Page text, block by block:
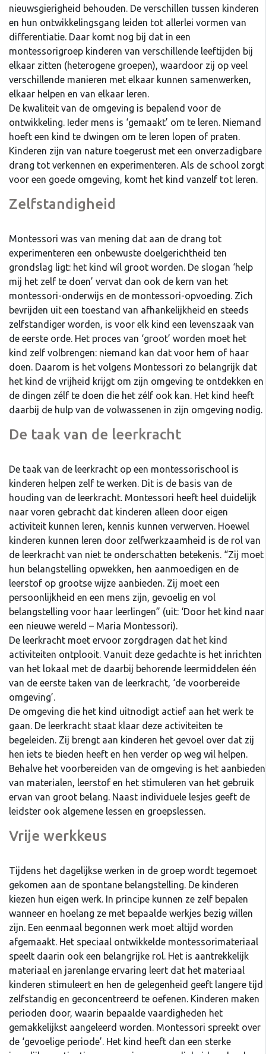
nieuwsgierigheid behouden. De verschillen tussen kinderen
en hun ontwikkelingsgang leiden tot allerlei vormen van
differentiatie. Daar komt nog bij dat in een
montessorigroep kinderen van verschillende leeftijden bij
elkaar zitten (heterogene groepen), waardoor zij op veel
verschillende manieren met elkaar kunnen samenwerken,
elkaar helpen en van elkaar leren.
De kwaliteit van de omgeving is bepalend voor de
ontwikkeling. Ieder mens is ‘gemaakt’ om te leren. Niemand
hoeft een kind te dwingen om te leren lopen of praten.
Kinderen zijn van nature toegerust met een onverzadigbare
drang tot verkennen en experimenteren. Als de school zorgt
voor een goede omgeving, komt het kind vanzelf tot leren.
Zelfstandigheid
Montessori was van mening dat aan de drang tot
experimenteren een onbewuste doelgerichtheid ten
grondslag ligt: het kind wíl groot worden. De slogan ‘help
mij het zelf te doen’ vervat dan ook de kern van het
montessori-onderwijs en de montessori-opvoeding. Zich
bevrijden uit een toestand van afhankelijkheid en steeds
zelfstandiger worden, is voor elk kind een levenszaak van
de eerste orde. Het proces van ‘groot’ worden moet het
kind zelf volbrengen: niemand kan dat voor hem of haar
doen. Daarom is het volgens Montessori zo belangrijk dat
het kind de vrijheid krijgt om zijn omgeving te ontdekken en
de dingen zélf te doen die het zélf ook kan. Het kind heeft
daarbij de hulp van de volwassenen in zijn omgeving nodig.
De taak van de leerkracht
De taak van de leerkracht op een montessorischool is
kinderen helpen zelf te werken. Dit is de basis van de
houding van de leerkracht. Montessori heeft heel duidelijk
naar voren gebracht dat kinderen alleen door eigen
activiteit kunnen leren, kennis kunnen verwerven. Hoewel
kinderen kunnen leren door zelfwerkzaamheid is de rol van
de leerkracht van niet te onderschatten betekenis. “Zij moet
hun belangstelling opwekken, hen aanmoedigen en de
leerstof op grootse wijze aanbieden. Zij moet een
persoonlijkheid en een mens zijn, gevoelig en vol
belangstelling voor haar leerlingen” (uit: ‘Door het kind naar
een nieuwe wereld – Maria Montessori).
De leerkracht moet ervoor zorgdragen dat het kind
activiteiten ontplooit. Vanuit deze gedachte is het inrichten
van het lokaal met de daarbij behorende leermiddelen één
van de eerste taken van de leerkracht, ‘de voorbereide
omgeving’.
De omgeving die het kind uitnodigt actief aan het werk te
gaan. De leerkracht staat klaar deze activiteiten te
begeleiden. Zij brengt aan kinderen het gevoel over dat zij
hen iets te bieden heeft en hen verder op weg wil helpen.
Behalve het voorbereiden van de omgeving is het aanbieden
van materialen, leerstof en het stimuleren van het gebruik
ervan van groot belang. Naast individuele lesjes geeft de
leidster ook algemene lessen en groepslessen.
Vrije werkkeus
Tijdens het dagelijkse werken in de groep wordt tegemoet
gekomen aan de spontane belangstelling. De kinderen
kiezen hun eigen werk. In principe kunnen ze zelf bepalen
wanneer en hoelang ze met bepaalde werkjes bezig willen
zijn. Een eenmaal begonnen werk moet altijd worden
afgemaakt. Het speciaal ontwikkelde montessorimateriaal
speelt daarin ook een belangrijke rol. Het is aantrekkelijk
materiaal en jarenlange ervaring leert dat het materiaal
kinderen stimuleert en hen de gelegenheid geeft langere tijd
zelfstandig en geconcentreerd te oefenen. Kinderen maken
perioden door, waarin bepaalde vaardigheden het
gemakkelijkst aangeleerd worden. Montessori spreekt over
de ‘gevoelige periode’. Het kind heeft dan een sterke